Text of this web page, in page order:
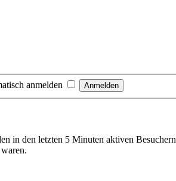
anmelden
in den letzten 5 Minuten aktiven